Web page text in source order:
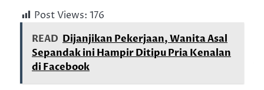
Post Views: 176
READ Dijanjikan Pekerjaan, Wanita Asal
Sepandak ini Hampir Ditipu Pria Kenalan
di Facebook